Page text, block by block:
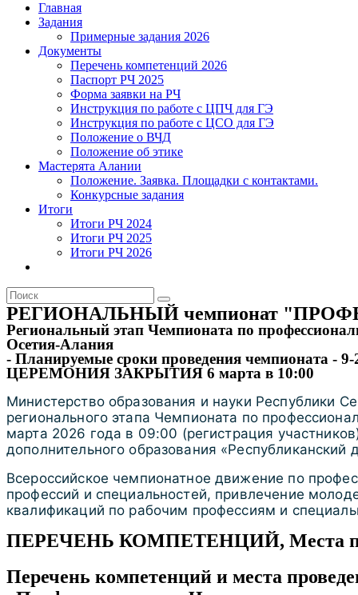
Главная
Задания
Примерные задания 2026
Документы
Перечень компетенций 2026
Паспорт РЧ 2025
Форма заявки на РЧ
Инструкция по работе с ЦПЧ для ГЭ
Инструкция по работе с ЦСО для ГЭ
Положение о ВЧД
Положение об этике
Мастерята Алании
Положение. Заявка. Площадки с контактами.
Конкурсные задания
Итоги
Итоги РЧ 2024
Итоги РЧ 2025
Итоги РЧ 2026
РЕГИОНАЛЬНЫЙ чемпионат
Региональный этап Чемпионата по
Осетия-Алания
- Планируемые сроки проведения чемпионата - 9-
ЦЕРЕМОНИЯ ЗАКРЫТИЯ 6 марта в 10:00
Министерство образования и науки Республики
регионального этапа Чемпионата по
марта 2026 года в 09:00 (регистрация
дополнительного образования
Всероссийское чемпионатное движение по
профессий и специальностей, привлечение
квалификаций по рабочим профессиям и
ПЕРЕЧЕНЬ КОМПЕТЕНЦИЙ, Места
Перечень компетенций и места